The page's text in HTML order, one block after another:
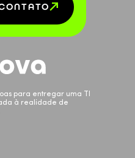
para entregar uma TI
à realidade de